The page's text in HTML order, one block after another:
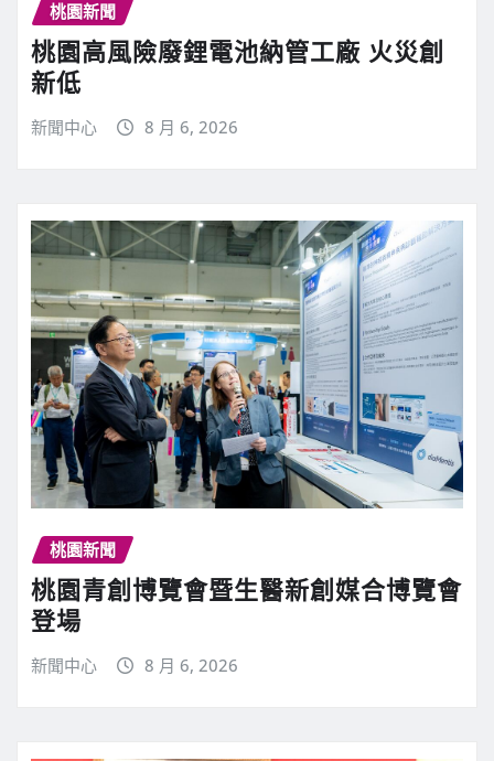
桃園新聞
桃園高風險廢鋰電池納管工廠 火災創
新低
新聞中心 8 月 6, 2026
桃園新聞
桃園青創博覽會暨生醫新創媒合博覽會
登場
新聞中心 8 月 6, 2026